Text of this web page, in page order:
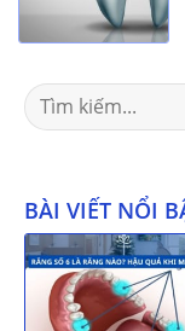
Search
for:
BÀI VIẾT NỔI